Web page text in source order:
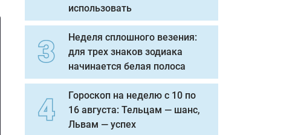
использовать
Неделя сплошного везения:
для трех знаков зодиака
начинается белая полоса
Гороскоп на неделю с 10 по
16 августа: Тельцам — шанс,
Львам — успех